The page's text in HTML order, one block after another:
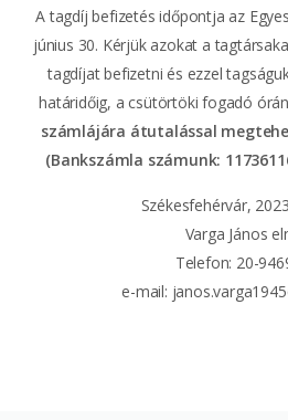
A tagdíj befizetés időpontja az
június 30. Kérjük azokat a
tagdíjat befizetni és ezzel
határidőig, a csütörtöki fogadó
számlájára átutalással
(Bankszámla számunk:
Székesfehérvár,
Varga János
Telefon: 20-
e-mail: